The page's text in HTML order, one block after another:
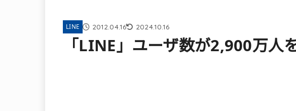
LINE 2012.04.16 2024.10.16
「LINE」ユーザ数が2,900万人